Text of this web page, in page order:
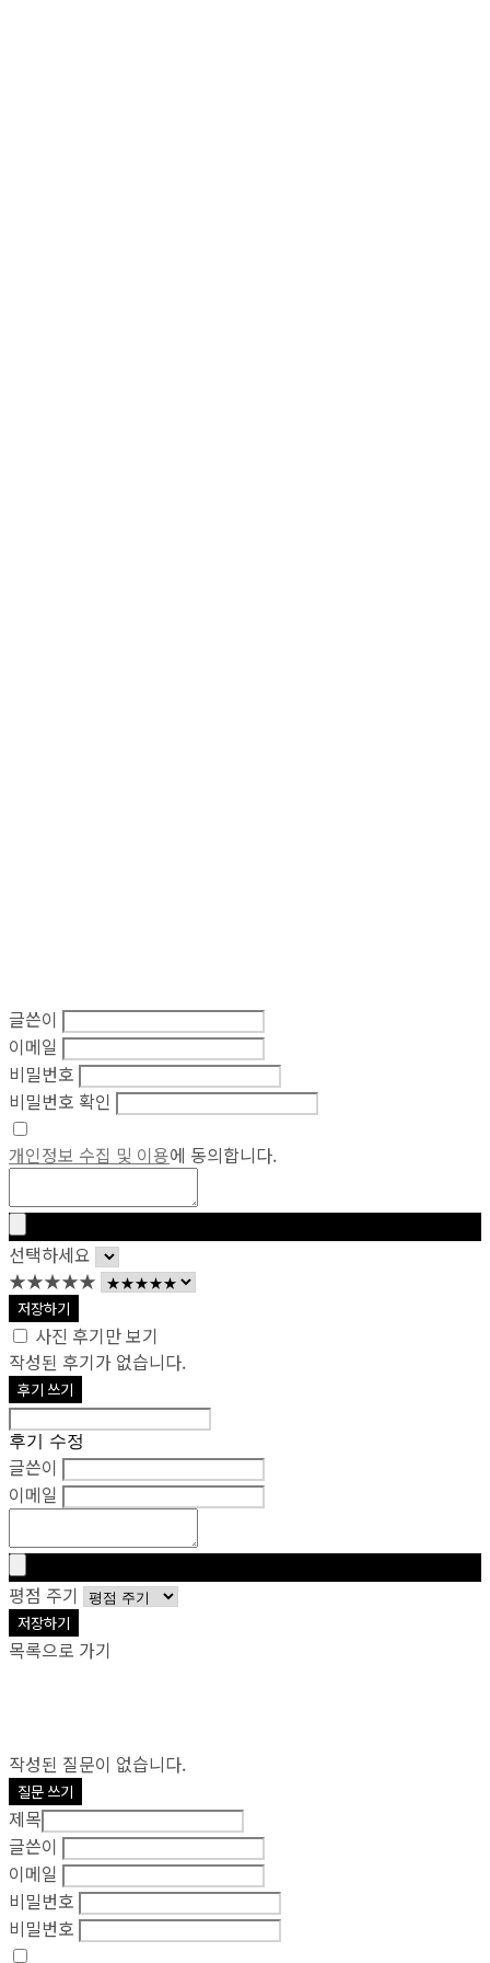
글쓴이
이메일
비밀번호
비밀번호 확인
개인정보 수집 및 이용에 동의합니다.
선택하세요
★★★★★
저장하기
사진 후기만 보기
작성된 후기가 없습니다.
후기 쓰기
후기 수정
글쓴이
이메일
평점 주기
저장하기
목록으로 가기
작성된 질문이 없습니다.
질문 쓰기
제목
글쓴이
이메일
비밀번호
비밀번호